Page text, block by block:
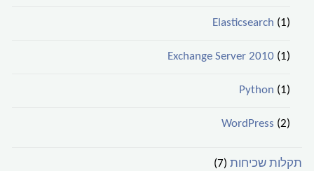
Elasticsearch (1)
Exchange Server 2010(1)
Python (1)
WordPress (2)
תקלות שכיחות (7)